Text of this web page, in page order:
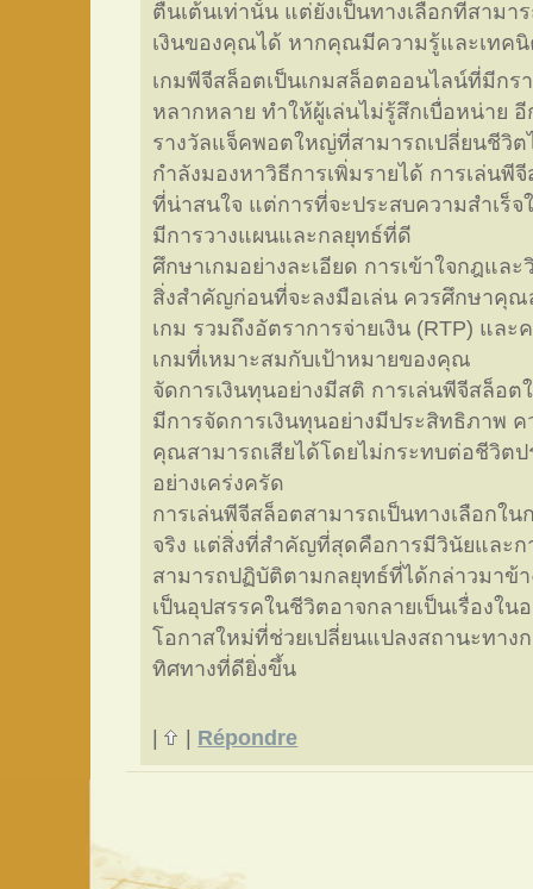
ตื่นเต้นเท่านั้น แต่ยังเป็นทางเลือกที่สามา
เงินของคุณได้ หากคุณมีความรู้และเทค
เกมพีจีสล็อตเป็นเกมสล็อตออนไลน์ที่มีกร
หลากหลาย ทำให้ผู้เล่นไม่รู้สึกเบื่อหน่าย
รางวัลแจ็คพอตใหญ่ที่สามารถเปลี่ยนชีวิ
กำลังมองหาวิธีการเพิ่มรายได้ การเล่นพี
ที่น่าสนใจ แต่การที่จะประสบความสำเร็จ
มีการวางแผนและกลยุทธ์ที่ดี
ศึกษาเกมอย่างละเอียด การเข้าใจกฎและ
สิ่งสำคัญก่อนที่จะลงมือเล่น ควรศึกษาคุ
เกม รวมถึงอัตราการจ่ายเงิน (RTP) และ
เกมที่เหมาะสมกับเป้าหมายของคุณ
จัดการเงินทุนอย่างมีสติ การเล่นพีจีสล็อต
มีการจัดการเงินทุนอย่างมีประสิทธิภาพ
คุณสามารถเสียได้โดยไม่กระทบต่อชีวิต
อย่างเคร่งครัด
การเล่นพีจีสล็อตสามารถเป็นทางเลือกใน
จริง แต่สิ่งที่สำคัญที่สุดคือการมีวินัยและ
สามารถปฏิบัติตามกลยุทธ์ที่ได้กล่าวมาข้
เป็นอุปสรรคในชีวิตอาจกลายเป็นเรื่องใ
โอกาสใหม่ที่ช่วยเปลี่ยนแปลงสถานะทาง
ทิศทางที่ดียิ่งขึ้น
| Répondre